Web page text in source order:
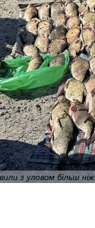
з уловом більш